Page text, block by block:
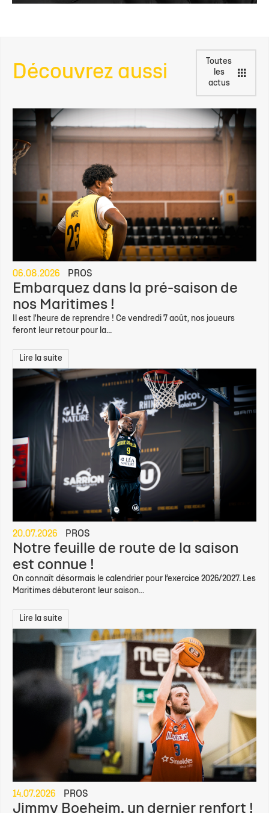
Découvrez aussi
Toutes
les
actus
06.08.2026 PROS
Embarquez dans la pré-saison de
nos Maritimes !
Il est l'heure de reprendre ! Ce vendredi 7 août, nos joueurs
feront leur retour pour la...
Lire la suite
20.07.2026 PROS
Notre feuille de route de la saison
est connue !
On connaît désormais le calendrier pour l’exercice 2026/2027. Les
Maritimes débuteront leur saison...
Lire la suite
14.07.2026 PROS
Jimmy Boeheim, un dernier renfort !